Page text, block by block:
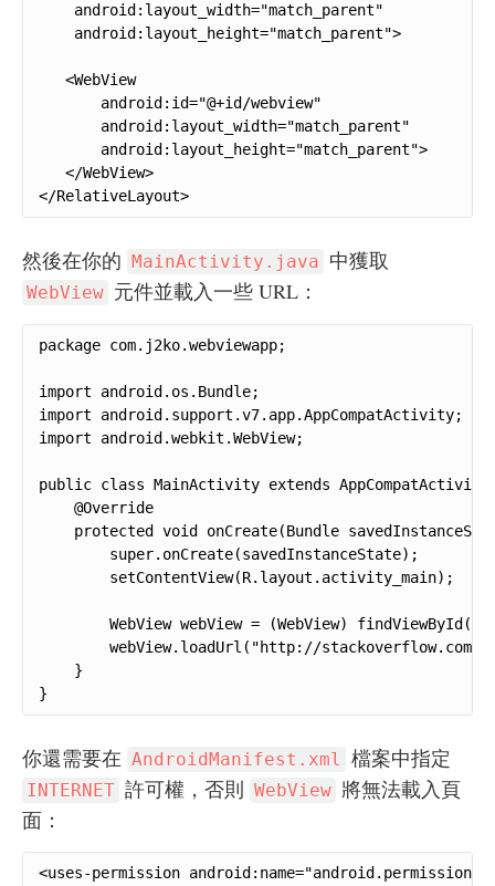
    android:layout_width="match_parent"
    android:layout_height="match_parent">
   <WebView
       android:id="@+id/webview"
       android:layout_width="match_parent"
       android:layout_height="match_parent">
   </WebView>
</RelativeLayout>
然後在你的 MainActivity.java 中獲取
WebView 元件並載入一些 URL：
package com.j2ko.webviewapp;
import android.os.Bundle;
import android.support.v7.app.AppCompatActivity;
import android.webkit.WebView;
public class MainActivity extends
    @Override
protected void onCreate(Bundle
        super.onCreate(savedInstanceState);
        setContentView(R.layout.activity_main);
WebView webView = (WebView)
webView.loadUrl("http://stackoverflow.com/
    }
}
你還需要在 AndroidManifest.xml 檔案中指定
INTERNET 許可權，否則 WebView 將無法載入頁
面：
<uses-permission